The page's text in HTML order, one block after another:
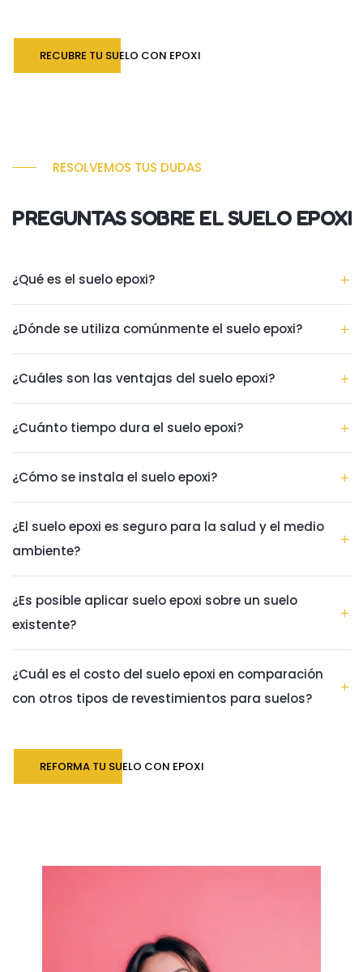
RECUBRE TU SUELO CON EPOXI
RESOLVEMOS TUS DUDAS
PREGUNTAS SOBRE EL SUELO EPOXI
¿Qué es el suelo epoxi?
¿Dónde se utiliza comúnmente el suelo epoxi?
¿Cuáles son las ventajas del suelo epoxi?
¿Cuánto tiempo dura el suelo epoxi?
¿Cómo se instala el suelo epoxi?
¿El suelo epoxi es seguro para la salud y el medio
ambiente?
¿Es posible aplicar suelo epoxi sobre un suelo
existente?
¿Cuál es el costo del suelo epoxi en comparación
con otros tipos de revestimientos para suelos?
REFORMA TU SUELO CON EPOXI